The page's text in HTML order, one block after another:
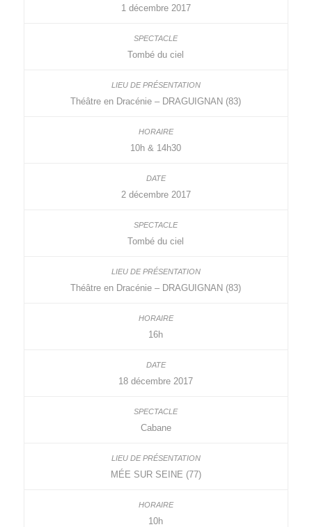
1 décembre 2017
Tombé du ciel
Théâtre en Dracénie – DRAGUIGNAN (83)
10h & 14h30
2 décembre 2017
Tombé du ciel
Théâtre en Dracénie – DRAGUIGNAN (83)
16h
18 décembre 2017
Cabane
MÉE SUR SEINE (77)
10h